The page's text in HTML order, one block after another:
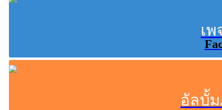
เพ
อัลบั้